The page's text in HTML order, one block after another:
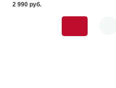
2 990 pуб.